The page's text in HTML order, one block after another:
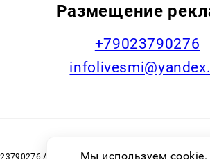
Размещение
+79023790276
Адрес эл. почты:Мы используем